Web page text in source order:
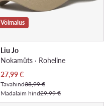
Võimalus
Liu Jo
Nokamüts · Roheline
Praegune hind
27,99€
Tavahind38,99 €
Madalaim hind29,99 €